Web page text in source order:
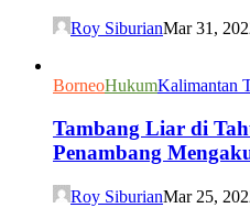
Roy SiburianMar 31,
BorneoHukumKalimantan
Tambang Liar di
Penambang
Roy SiburianMar 25,